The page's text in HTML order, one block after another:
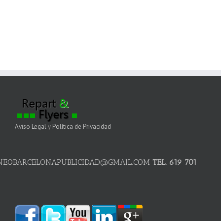
Aviso Legaly Política de Privacidad
TEL. 619 701